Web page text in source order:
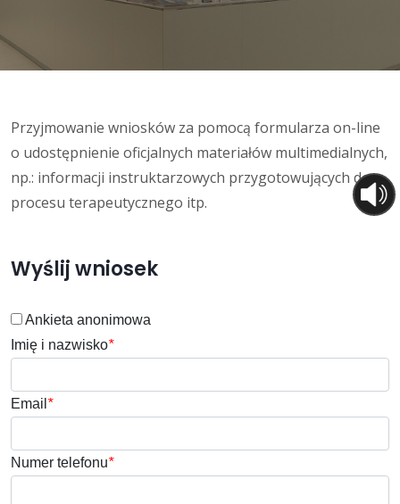
Przyjmowanie wniosków za pomocą formularza on-line
o udostępnienie oficjalnych materiałów multimedialnych,
np.: informacji instruktarzowych przygotowujących do
procesu terapeutycznego itp.
Wyślij wniosek
Ankieta anonimowa
Imię i nazwisko*
Email *
Numer telefonu*